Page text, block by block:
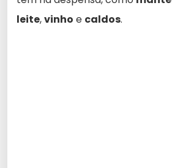
leite,vinho e caldos.